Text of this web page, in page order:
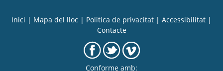
Inici Mapa del lloc Politica de privacitat Accessibilitat
Contacte
Conforme amb: